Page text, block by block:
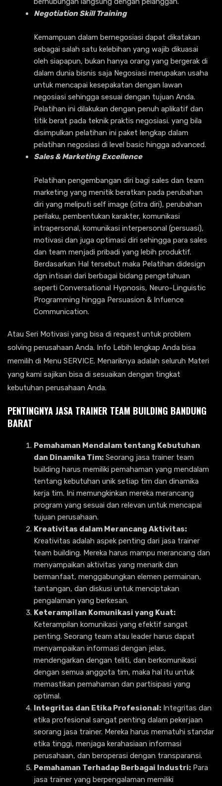
Negotiation Skill Training
Kemampuan dalam bernegosiasi dapat dikatakan
sebagai salah satu kelebihan yang wajib dikuasai
oleh siapapun, bukan hanya orang yang bergerak di
dalam dunia bisnis saja Negosiasi merupakan usaha
untuk mencapai kesepakatan dengan lawan
negosiasi sehingga sesuai dengan tujuan Anda.
Pelatihan ini dilakukan dengan penuh aplikatif dan
titik berat pada teknik praktis negosiasi. yang bila
disimpulkan pelatihan ini paket lengkap dalam
pelatihan negosiasi di level basic hingga advanced.
Sales & Marketing Excellence
Pelatihan pengembangan diri bagi sales dan team
marketing yang menitik beratkan pada perubahan
diri yang meliputi self image (citra diri), perubahan
perilaku, pembentukan karakter, komunikasi
intrapersonal, komunikasi interpersonal (persuasi),
motivasi dan juga optimasi diri sehingga para sales
dan team menjadi pribadi yang lebih produktif.
Berdasarkan Hal tersebut maka Pelatihan didesign
dgn intisari dari berbagai bidang pengetahuan
seperti Conversational Hypnosis, Neuro-Linguistic
Programming hingga Persuasion & Infuence
Communication.
Atau Seri Motivasi yang bisa di request untuk problem
solving perusahaan Anda. Info Lebih lengkap Anda bisa
memilih di Menu SERVICE. Menariknya adalah seluruh Materi
yang kami sajikan bisa di sesuaikan dengan tingkat
kebutuhan perusahaan Anda.
PENTINGNYAJASA TRAINER TEAM BUILDING BANDUNG
BARAT
Pemahaman Mendalam tentang Kebutuhan
dan Dinamika Tim: Seorang jasa trainer team
building harus memiliki pemahaman yang mendalam
tentang kebutuhan unik setiap tim dan dinamika
kerja tim. Ini memungkinkan mereka merancang
program yang sesuai dan relevan untuk mencapai
tujuan perusahaan.
Kreativitas dalam Merancang Aktivitas:
Kreativitas adalah aspek penting dari jasa trainer
team building. Mereka harus mampu merancang dan
menyampaikan aktivitas yang menarik dan
bermanfaat, menggabungkan elemen permainan,
tantangan, dan diskusi untuk menciptakan
pengalaman yang berkesan.
Keterampilan Komunikasi yang Kuat:
Keterampilan komunikasi yang efektif sangat
penting. Seorang team atau leader harus dapat
menyampaikan informasi dengan jelas,
mendengarkan dengan teliti, dan berkomunikasi
dengan semua anggota tim, maka hal itu untuk
memastikan pemahaman dan partisipasi yang
optimal.
Integritas dan Etika Profesional: Integritas dan
etika profesional sangat penting dalam pekerjaan
seorang jasa trainer. Mereka harus mematuhi standar
etika tinggi, menjaga kerahasiaan informasi
perusahaan, dan beroperasi dengan transparansi.
Pemahaman Terhadap Berbagai Industri: Para
jasa trainer yang berpengalaman memiliki